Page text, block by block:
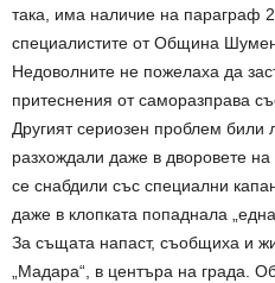
така, има наличие на параграф
специалистите от Община
Недоволните не пожелаха да
притеснения от саморазправа
Другият сериозен проблем били
разхождали даже в дворовете
се снабдили със специални
даже в клопката попаднала
За същата напаст, съобщиха и
„Мадара“, в центъра на града.